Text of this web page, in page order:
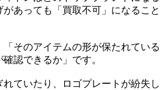
あっても「買取不可」になること
そのアイテムの形が保たれている
認できるか」です。
ていたり、ロゴプレートが紛失し